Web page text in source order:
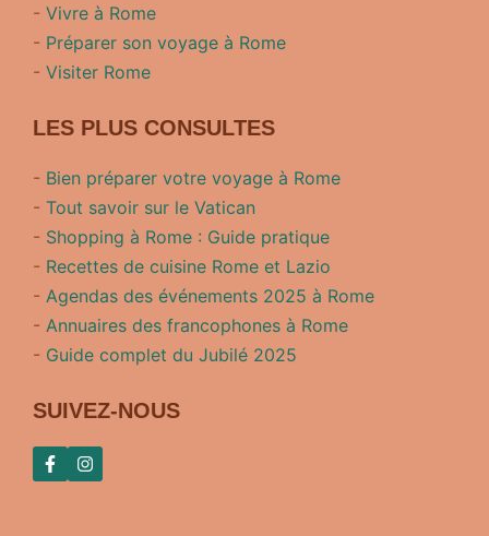
- Vivre à Rome
- Préparer son voyage à Rome
- Visiter Rome
LES PLUS CONSULTES
- Bien préparer votre voyage à Rome
- Tout savoir sur le Vatican
- Shopping à Rome : Guide pratique
- Recettes de cuisine Rome et Lazio
- Agendas des événements 2025 à Rome
- Annuaires des francophones à Rome
- Guide complet du Jubilé 2025
SUIVEZ-NOUS